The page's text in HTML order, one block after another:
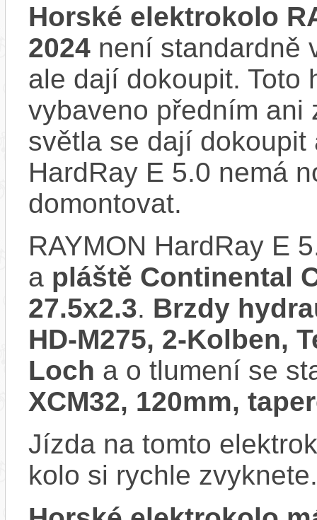
Horské elektrokolo
2024 není standardně
ale dají dokoupit. Toto
vybaveno předním ani
světla se dají dokoupit
HardRay E 5.0 nemá
domontovat.
RAYMON HardRay E
a pláště Continental
27.5x2.3. Brzdy
HD-M275, 2-Kolben,
Loch a o tlumení se
XCM32, 120mm,
Jízda na tomto
kolo si rychle zvyknete.